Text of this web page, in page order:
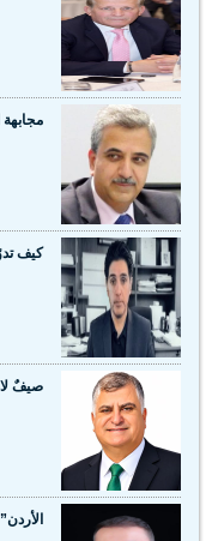
كيف
صيفٌ